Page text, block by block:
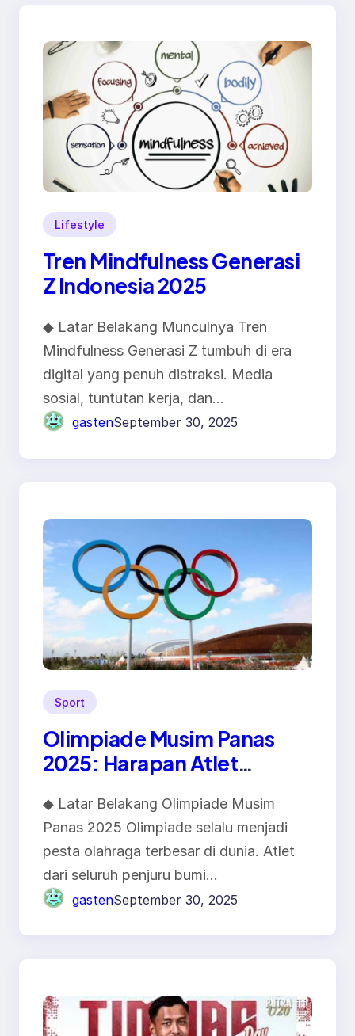
Lifestyle
Tren Mindfulness Generasi
Z Indonesia 2025
◆ Latar Belakang Munculnya Tren
Mindfulness Generasi Z tumbuh di era
digital yang penuh distraksi. Media
sosial, tuntutan kerja, dan…
gastenSeptember 30, 2025
Sport
Olimpiade Musim Panas
2025: Harapan Atlet
◆ Latar Belakang Olimpiade Musim
Panas 2025 Olimpiade selalu menjadi
pesta olahraga terbesar di dunia. Atlet
dari seluruh penjuru bumi…
gastenSeptember 30, 2025